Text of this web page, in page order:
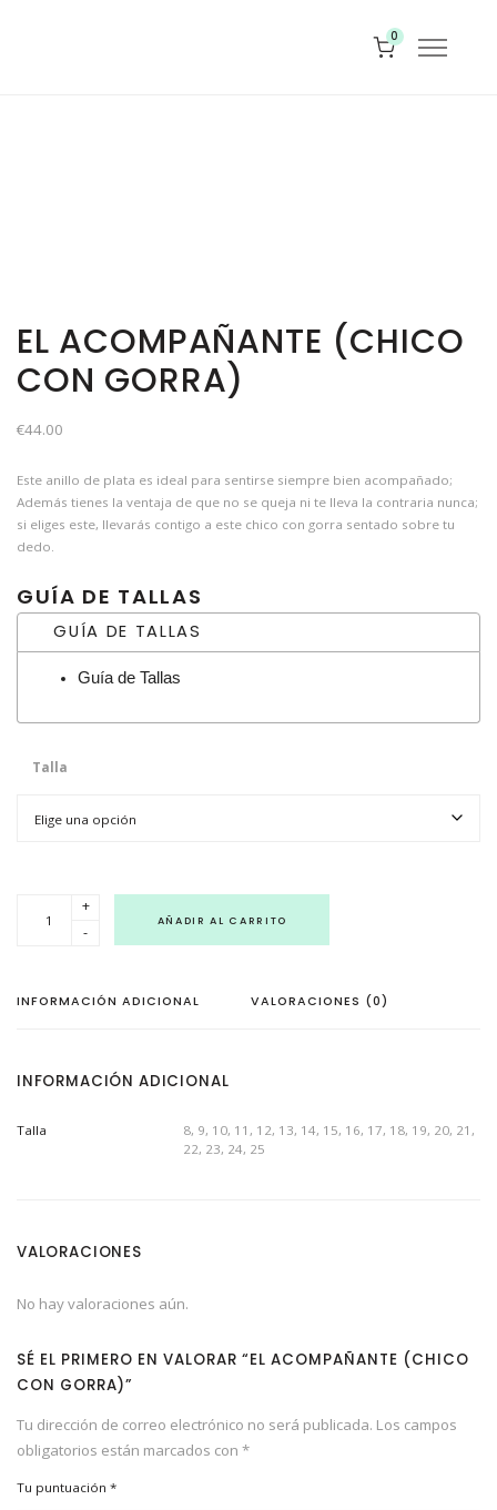
0
EL ACOMPAÑANTE (CHICO
CON GORRA)
€44.00
Este anillo de plata es ideal para sentirse siempre bien acompañado;
Además tienes la ventaja de que no se queja ni te lleva la contraria nunca;
si eliges este, llevarás contigo a este chico con gorra sentado sobre tu
dedo.
GUÍA DE TALLAS
GUÍA DE TALLAS
Guía de Tallas
Talla
p
a
t
e
h
g
o
a
a
n
t
a
d
+
-
AÑADIR AL CARRITO
INFORMACIÓN ADICIONAL VALORACIONES (0)
INFORMACIÓN ADICIONAL
Talla
8, 9, 10, 11, 12, 13, 14, 15, 16, 17, 18, 19, 20, 21,
22, 23, 24, 25
VALORACIONES
No hay valoraciones aún.
SÉ EL PRIMERO EN VALORAR “EL ACOMPAÑANTE (CHICO
CON GORRA)”
Tu dirección de correo electrónico no será publicada. Los campos
obligatorios están marcados con *
Tu puntuación *